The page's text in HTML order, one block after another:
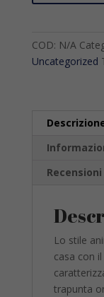
Duck
quantità
COD: N/A
Uncategorized
Recensioni
Lo stile
casa con
trapunta